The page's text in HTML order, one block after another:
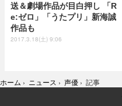
送＆劇場作品が目白押し 「R
e:ゼロ」「うたプリ」新海誠
作品も
2017.3.18(土) 9:06
ホーム › ニュース › 声優 › 記事